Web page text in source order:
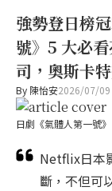
強勢登日榜
號》5 大必
司，奧斯卡
By 陳怡安2026/07/09
日劇《氣體人第一號
Netflix日本
斷，不但可